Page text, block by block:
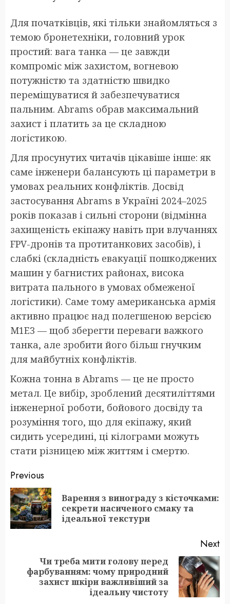
Для початківців, які тільки знайомляться з
темою бронетехніки, головний урок
простий: вага танка — це завжди
компроміс між захистом, вогневою
потужністю та здатністю швидко
переміщуватися й забезпечуватися
пальним. Abrams обрав максимальний
захист і платить за це складною
логістикою.
Для просунутих читачів цікавіше інше: як
саме інженери балансують ці параметри в
умовах реальних конфліктів. Досвід
застосування Abrams в Україні 2024–2025
років показав і сильні сторони (відмінна
захищеність екіпажу навіть при влучаннях
FPV-дронів та протитанкових засобів), і
слабкі (складність евакуації пошкоджених
машин у багнистих районах, висока
витрата пального в умовах обмеженої
логістики). Саме тому американська армія
активно працює над полегшеною версією
M1E3 — щоб зберегти переваги важкого
танка, але зробити його більш гнучким
для майбутніх конфліктів.
Кожна тонна в Abrams — це не просто
метал. Це вибір, зроблений десятиліттями
інженерної роботи, бойового досвіду та
розуміння того, що для екіпажу, який
сидить усередині, ці кілограми можуть
стати різницею між життям і смертю.
Post
navigation
Previous
Варення з винограду з кісточками:
секрети насиченого смаку та
ідеальної текстури
Next
Next
Чи треба мити голову перед
фарбуванням: чому природний
захист шкіри важливіший за
ідеальну чистоту